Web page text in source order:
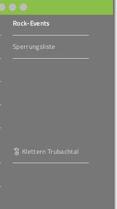
Rock-Events
Sperrungsliste
Klettern Trubachtal